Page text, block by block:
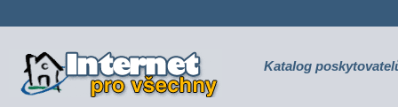
připojení k internetu Katalog